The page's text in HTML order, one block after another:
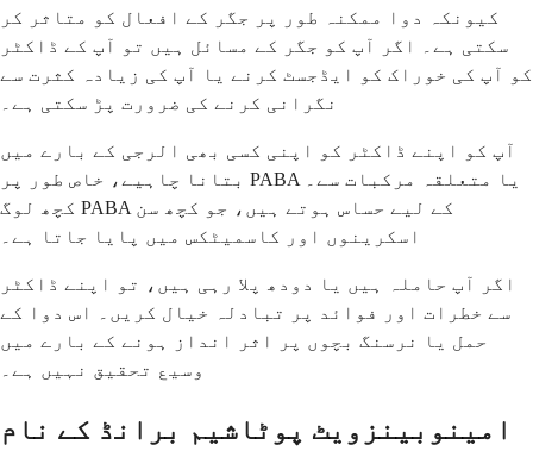
کیونکہ دوا ممکنہ طور پر جگر کے افعال کو متاثر کر
سکتی ہے۔ اگر آپ کو جگر کے مسائل ہیں تو آپ کے ڈاکٹر
کو آپ کی خوراک کو ایڈجسٹ کرنے یا آپ کی زیادہ کثرت سے
نگرانی کرنے کی ضرورت پڑ سکتی ہے۔
آپ کو اپنے ڈاکٹر کو اپنی کسی بھی الرجی کے بارے میں
بتانا چاہیے، خاص طور پر PABA یا متعلقہ مرکبات سے۔
کچھ لوگ PABA کے لیے حساس ہوتے ہیں، جو کچھ سن
اسکرینوں اور کاسمیٹکس میں پایا جاتا ہے۔
اگر آپ حاملہ ہیں یا دودھ پلا رہی ہیں، تو اپنے ڈاکٹر
سے خطرات اور فوائد پر تبادلہ خیال کریں۔ اس دوا کے
حمل یا نرسنگ بچوں پر اثر انداز ہونے کے بارے میں
وسیع تحقیق نہیں ہے۔
امینوبینزویٹ پوٹاشیم برانڈ کے نام